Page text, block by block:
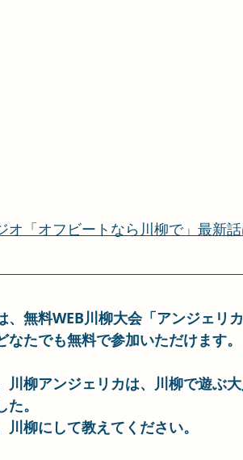
オ「オフビートなら川柳で」最新
無料WEB川柳大会「アンジェリ
たでも無料で参加いただけます。
川柳アンジェリカは、川柳で遊ぶ
。
柳にして教えてください。